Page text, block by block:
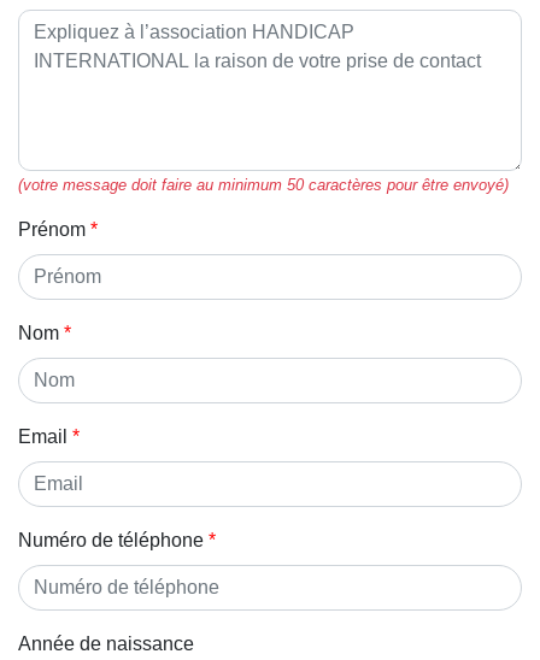
(votre message doit faire au minimum 50 caractères pour être envoyé)
Prénom
Nom
Email
Numéro de téléphone
Année de naissance